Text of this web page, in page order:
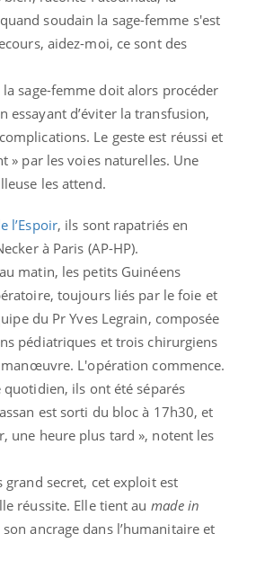
soudain la sage-femme s'est
aidez-moi, ce sont des
la sage-femme doit alors procéder
essayant d’éviter la transfusion,
Le geste est réussi et
» par les voies naturelles. Une
les attend.
l’Espoir, ils sont rapatriés en
à Paris (AP-HP).
matin, les petits Guinéens
toujours liés par le foie et
du Pr Yves Legrain, composée
pédiatriques et trois chirurgiens
L'opération commence.
ils ont été séparés
est sorti du bloc à 17h30, et
une heure plus tard », notent les
grand secret, cet exploit est
réussite. Elle tient au made in
ancrage dans l’humanitaire et